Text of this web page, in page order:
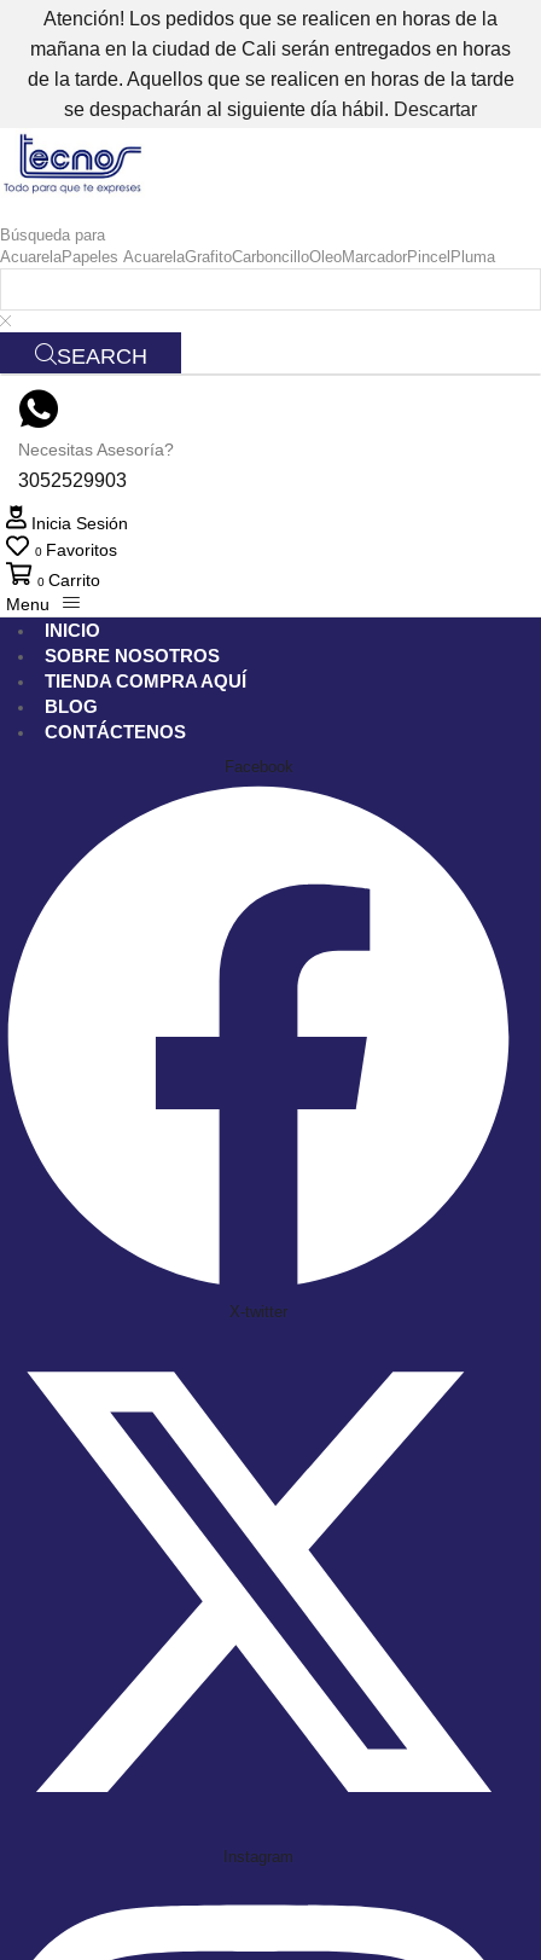
Atención! Los pedidos que se realicen en horas de la
mañana en la ciudad de Cali serán entregados en horas
de la tarde. Aquellos que se realicen en horas de la tarde
se despacharán al siguiente día hábil. Descartar
Búsqueda para
AcuarelaPapeles AcuarelaGrafitoCarboncilloOleoMarcadorPincel Pluma
SEARCH
Necesitas Asesoría?
3052529903
Inicia Sesión
0 Favoritos
0 Carrito
Menu
INICIO
SOBRE NOSOTROS
TIENDA COMPRA AQUÍ
BLOG
CONTÁCTENOS
Facebook
X-twitter
Instagram